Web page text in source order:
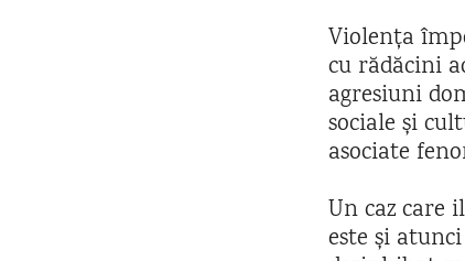
Violența
cu rădăcini
agresiuni
sociale și
asociate
Un caz care
este și